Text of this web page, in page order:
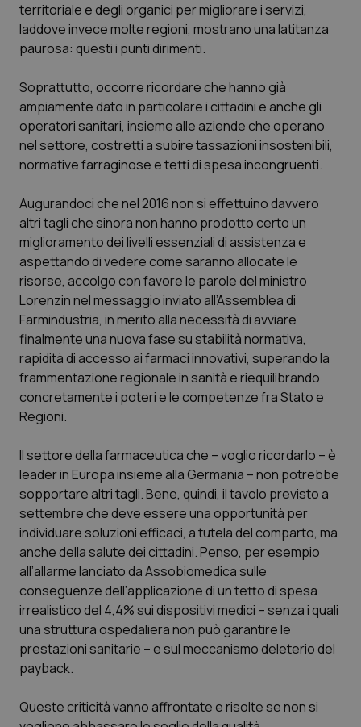
Calabria
Campania
Emilia-Romagna
Friuli Venezia Giulia
Liguria
Lombardia
Marche
Molise
Piemonte
Provincia Autonoma di Trento
Puglia
Sardegna
Sicilia
Toscana
Asma & BPCO
Car-T
Colesterolo & coronaropatie
Dermatite Atopica
Disturbi dell’umore
Dolore
Donna & Salute
Epatiti
HIV
Ipertensione & Scompenso
Malattie rare
Malattia di Crohn & Rettocolite Ulcerosa
Neuroscienze & patologie neurodegenerative
Obesità
territoriale e degli organici per migliorare i servizi,
laddove invece molte regioni, mostrano una latitanza
paurosa: questi i punti dirimenti.
Soprattutto, occorre ricordare che hanno già
ampiamente dato in particolare i cittadini e anche gli
operatori sanitari, insieme alle aziende che operano
nel settore, costretti a subire tassazioni insostenibili,
normative farraginose e tetti di spesa incongruenti.
Augurandoci che nel 2016 non si effettuino davvero
altri tagli che sinora non hanno prodotto certo un
miglioramento dei livelli essenziali di assistenza e
aspettando di vedere come saranno allocate le
risorse, accolgo con favore le parole del ministro
Lorenzin nel messaggio inviato all’Assemblea di
Farmindustria, in merito alla necessità di avviare
finalmente una nuova fase su stabilità normativa,
rapidità di accesso ai farmaci innovativi, superando la
frammentazione regionale in sanità e riequilibrando
concretamente i poteri e le competenze fra Stato e
Regioni.
Il settore della farmaceutica che – voglio ricordarlo – è
leader in Europa insieme alla Germania – non potrebbe
sopportare altri tagli. Bene, quindi, il tavolo previsto a
settembre che deve essere una opportunità per
individuare soluzioni efficaci, a tutela del comparto, ma
anche della salute dei cittadini. Penso, per esempio
all’allarme lanciato da Assobiomedica sulle
conseguenze dell’applicazione di un tetto di spesa
irrealistico del 4,4% sui dispositivi medici – senza i quali
una struttura ospedaliera non può garantire le
prestazioni sanitarie – e sul meccanismo deleterio del
payback.
Queste criticità vanno affrontate e risolte se non si